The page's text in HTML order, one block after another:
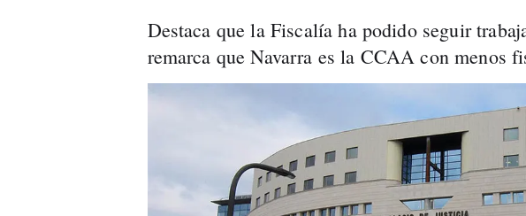
Destaca que la Fiscalía ha podido seguir
remarca que Navarra es la CCAA con menos